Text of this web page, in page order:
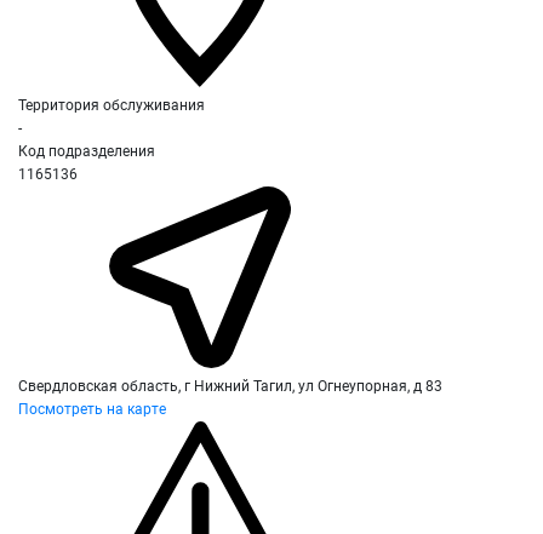
Территория обслуживания
-
Код подразделения
1165136
Свердловская область, г Нижний Тагил, ул Огнеупорная, д 83
Посмотреть на карте